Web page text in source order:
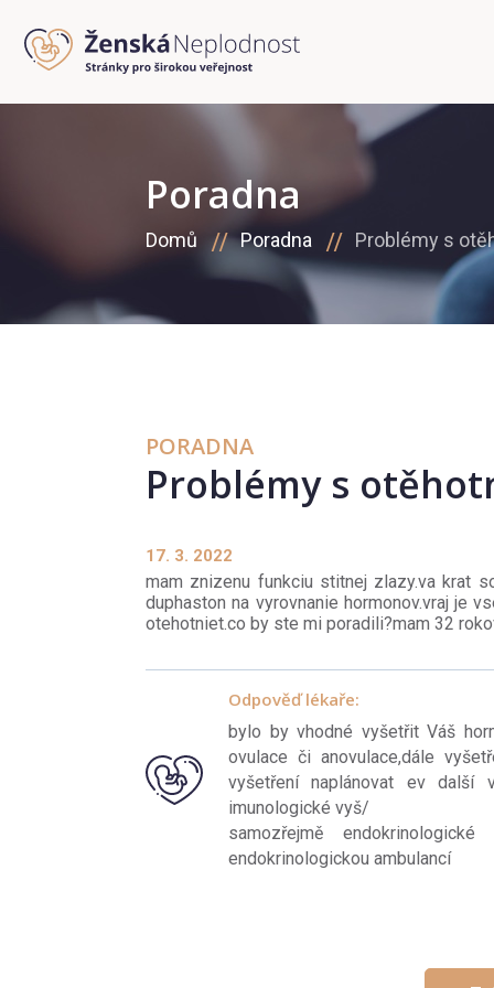
Poradna
Domů Poradna Problémy s
PORADNA
Problémy s
17. 3. 2022
mam znizenu funkciu stitnej zlazy.va krat
duphaston na vyrovnanie hormonov.vraj je
otehotniet.co by ste mi poradili?mam 32
Odpověď lékaře:
bylo by vhodné vyšetřit Váš
ovulace či anovulace,dále
vyšetření naplánovat ev další
imunologické vyš/
samozřejmě
endokrinologickou ambulancí